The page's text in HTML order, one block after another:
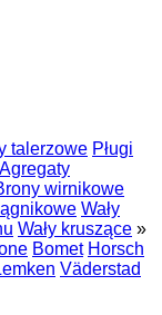
talerzowe Pługi
Agregaty
wirnikowe
Wały
Wały kruszące »
Bomet Horsch
Väderstad